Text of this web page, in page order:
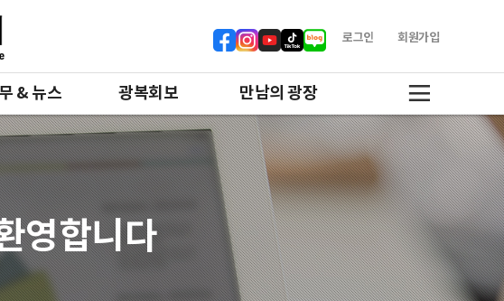
로그인 회원가입
& 뉴스 광복회보 만남의 광장
영합니다